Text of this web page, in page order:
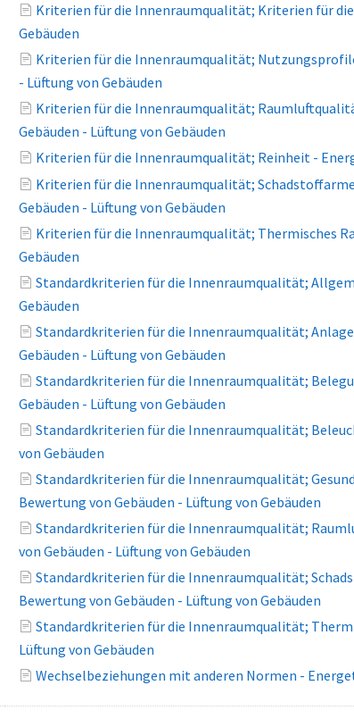
Kriterien für die Innenraumqualität; Kriterien für
Gebäuden
Kriterien für die Innenraumqualität;
- Lüftung von Gebäuden
Kriterien für die Innenraumqualität;
Gebäuden - Lüftung von Gebäuden
Kriterien für die Innenraumqualität; Reinheit -
Kriterien für die Innenraumqualität;
Gebäuden - Lüftung von Gebäuden
Kriterien für die Innenraumqualität; Thermisches
Gebäuden
Standardkriterien für die Innenraumqualität;
Gebäuden
Standardkriterien für die Innenraumqualität;
Gebäuden - Lüftung von Gebäuden
Standardkriterien für die Innenraumqualität;
Gebäuden - Lüftung von Gebäuden
Standardkriterien für die Innenraumqualität;
von Gebäuden
Standardkriterien für die Innenraumqualität;
Bewertung von Gebäuden - Lüftung von Gebäuden
Standardkriterien für die Innenraumqualität;
von Gebäuden - Lüftung von Gebäuden
Standardkriterien für die Innenraumqualität;
Bewertung von Gebäuden - Lüftung von Gebäuden
Standardkriterien für die Innenraumqualität;
Lüftung von Gebäuden
Wechselbeziehungen mit anderen Normen -